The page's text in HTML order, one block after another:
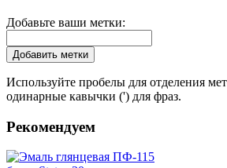
Добавьте ваши метки:
Добавить метки
Используйте пробелы для отделения
одинарные кавычки (') для фраз.
Рекомендуем